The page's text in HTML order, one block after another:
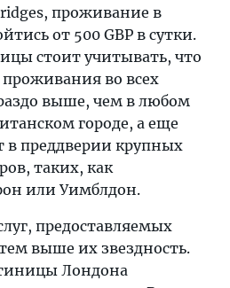
проживание в
от 500 GBP в сутки.
стоит учитывать, что
во всех
выше, чем в любом
городе, а еще
преддверии крупных
таких, как
или Уимблдон.
предоставляемых
выше их звездность.
Лондона